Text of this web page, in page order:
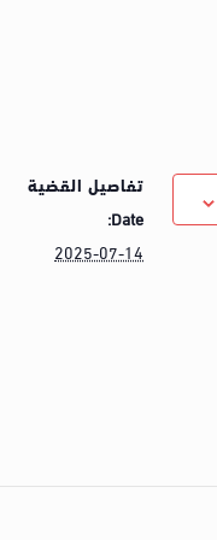
تفاصيل القضية
Date:
2025-07-14